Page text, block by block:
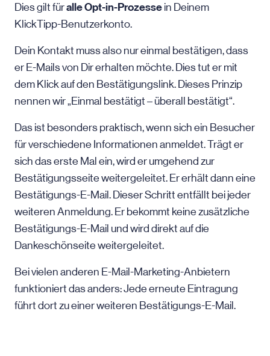
Dies gilt füralle Opt-in-Prozesse in Deinem
KlickTipp-Benutzerkonto.
Dein Kontakt muss also nur einmal bestätigen, dass
er E-Mails von Dir erhalten möchte. Dies tut er mit
dem Klick auf den Bestätigungslink. Dieses Prinzip
nennen wir „Einmal bestätigt – überall bestätigt“.
Das ist besonders praktisch, wenn sich ein Besucher
für verschiedene Informationen anmeldet. Trägt er
sich das erste Mal ein, wird er umgehend zur
Bestätigungsseite weitergeleitet. Er erhält dann eine
Bestätigungs-E-Mail. Dieser Schritt entfällt bei jeder
weiteren Anmeldung. Er bekommt keine zusätzliche
Bestätigungs-E-Mail und wird direkt auf die
Dankeschönseite weitergeleitet.
Bei vielen anderen E-Mail-Marketing-Anbietern
funktioniert das anders: Jede erneute Eintragung
führt dort zu einer weiteren Bestätigungs-E-Mail.